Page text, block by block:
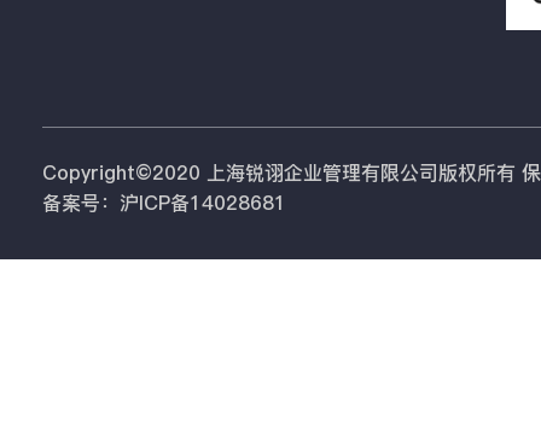
Copyright©2020 上海锐诩企业管理有限公司版权所有
备案号：沪ICP备14028681